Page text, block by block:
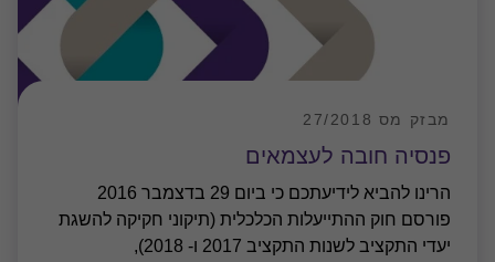
פנסיה חובה לעצמאים
מבזק מס 27/2018
הרינו להביא לידיעתכם כי ביום 29 בדצמבר 2016
פורסם חוק ההתייעלות הכלכלית (תיקוני חקיקה להשגת
יעדי התקציב לשנות התקציב 2017 ו- 2018),